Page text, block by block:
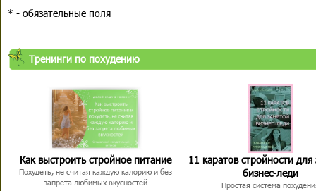
* - обязательные поля
Тренинги по похудению
Как выстроить стройное питание
Похудеть, не считая каждую калорию и без
запрета любимых вкусностей
11 каратов стройности для
бизнес-леди
Простая система